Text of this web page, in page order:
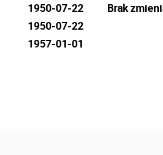
1950-07-22
1950-07-22
1957-01-01
Brak